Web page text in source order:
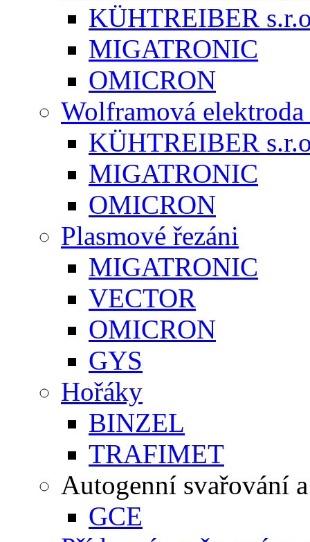
KÜHTREIBER
MIGATRONIC
OMICRON
Wolframová
KÜHTREIBER
MIGATRONIC
OMICRON
Plasmové řezáni
MIGATRONIC
VECTOR
OMICRON
GYS
Hořáky
BINZEL
TRAFIMET
Autogenní svařování
GCE